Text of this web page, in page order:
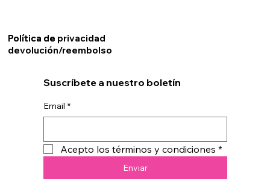
Política de privacidad
Política de
devolución/reembolso
Suscríbete a nuestro boletín
Email *
Acepto los términos y condiciones *
Enviar